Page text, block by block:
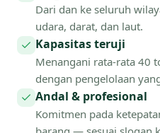
Dari dan ke seluruh
udara, darat, dan laut.
Kapasitas teruji
Menangani rata-rata 40
dengan pengelolaan
Andal & profesional
Komitmen pada